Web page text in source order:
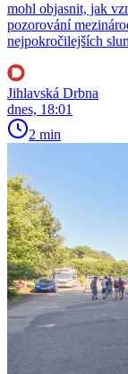
mohl objasnit, jak
pozorování
nejpokročilejších
Jihlavská Drbna
dnes, 18:01
2 min